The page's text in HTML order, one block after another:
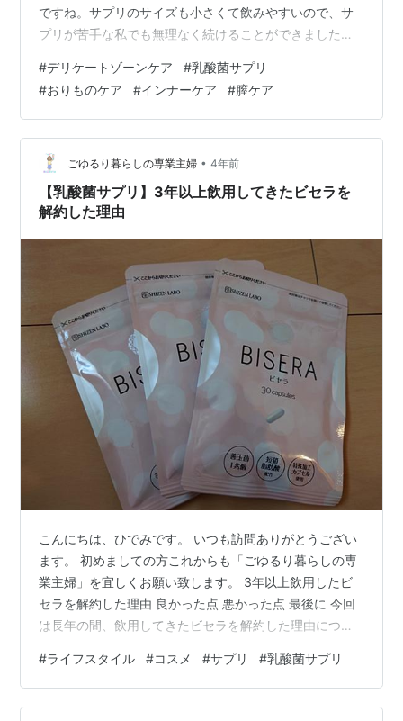
ですね。サプリのサイズも小さくて飲みやすいので、サ
プリが苦手な私でも無理なく続けることができました。2
です。インナーケアは「続けること」が大事なので、続
けやすい形で提供されているのは助かります。 [アイヒー
ルヴィーナス2ヶ月分] デリケートゾーンケア 膣由来乳酸
菌 韓国女性 韓国乳酸菌 乳酸菌 膣由来 インナーケア 膣ケ
ア サプリ 韓国サプリ 楽天で購入
#デリケートゾーンケア #乳酸菌サプリ
#おりものケア #インナーケア #膣ケア
ごゆるり暮らしの専業主婦 • 4年前
【乳酸菌サプリ】3年以上飲用してきたビセラを
解約した理由
こんにちは、ひでみです。 いつも訪問ありがとうござい
ます。 初めましての方これからも「ごゆるり暮らしの専
業主婦」を宜しくお願い致します。 3年以上飲用したビ
セラを解約した理由 良かった点 悪かった点 最後に 今回
は長年の間、飲用してきたビセラを解約した理由につい
解約した理由 良かった点 確かに便の臭いやガスの臭いも
なくなり腸内環境は良くなったのだと思います。 お通じ
も安定してきた感じはします。 お腹の張りが減った（多
#ライフスタイル #コスメ #サプリ #乳酸菌サプリ